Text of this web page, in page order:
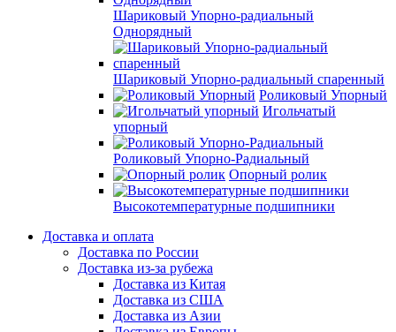
Шариковый Упорно-радиальный
Однорядный
Шариковый Упорно-радиальный спаренный
Роликовый Упорный
Игольчатый
упорный
Роликовый Упорно-Радиальный
Опорный ролик
Высокотемпературные подшипники
Доставка и оплата
Доставка по России
Доставка из-за рубежа
Доставка из Китая
Доставка из США
Доставка из Азии